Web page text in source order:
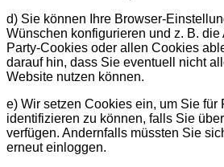
d) Sie können Ihre Browser-
Wünschen konfigurieren und z. B.
Party-Cookies oder allen Cookies
darauf hin, dass Sie eventuell nicht
Website nutzen können.
e) Wir setzen Cookies ein, um Sie für
identifizieren zu können, falls Sie
verfügen. Andernfalls müssten Sie
erneut einloggen.